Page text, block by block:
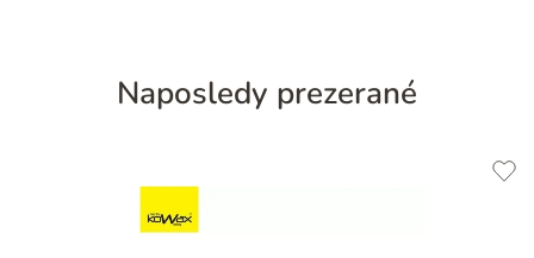
Naposledy prezerané